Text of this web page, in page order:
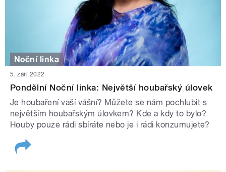
Noční linka
5. září 2022
Pondělní Noční linka: Největší houbařský úlovek
Je houbaření vaší vášní? Můžete se nám pochlubit s
největším houbařským úlovkem? Kde a kdy to bylo?
Houby pouze rádi sbíráte nebo je i rádi konzumujete?